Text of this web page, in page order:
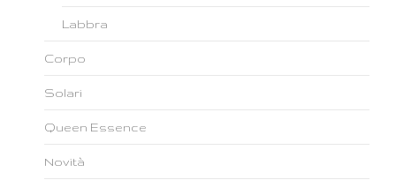
Labbra
Corpo
Solari
Queen Essence
Novità